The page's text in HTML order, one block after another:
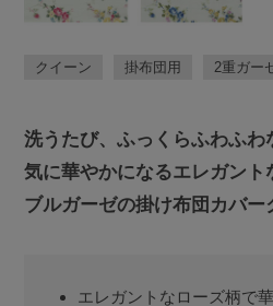
クイーン 掛布団用 2重ガー
洗うたび、ふっくらふわふ
気に華やかになるエレガント
ブルガーゼの掛け布団カバー
エレガントなローズ柄で